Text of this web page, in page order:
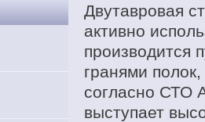
Двутавровая
активно
производится
гранями
согласно СТО
выступает